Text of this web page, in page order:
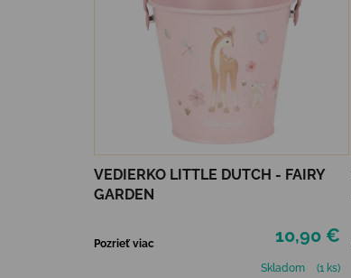
VEDIERKO LITTLE DUTCH - FAIRY
GARDEN
10,90 €
Pozrieť viac
Skladom
(1 ks)